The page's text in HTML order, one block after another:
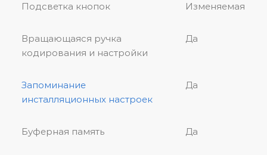
Подсветка кнопок Изменяемая
Вращающаяся ручка
кодирования и настройки
Да
Запоминание
инсталляционных настроек
Да
Буферная память Да